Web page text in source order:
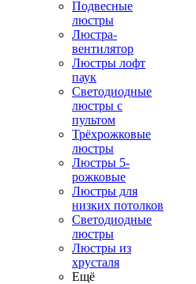
Подвесные
люстры
Люстра-
вентилятор
Люстры лофт
паук
Светодиодные
люстры с
пультом
Трёхрожковые
люстры
Люстры 5-
рожковые
Люстры для
низких потолков
Cветодиодные
люстры
Люстры из
хрусталя
Ещё